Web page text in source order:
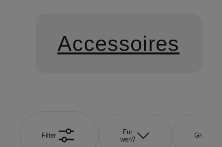
Accessoires
Filter
Für
wen?
Größe